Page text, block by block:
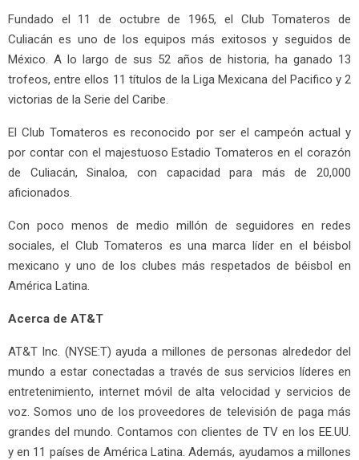
Fundado el 11 de octubre de 1965, el Club Tomateros de
Culiacán es uno de los equipos más exitosos y seguidos de
México. A lo largo de sus 52 años de historia, ha ganado 13
trofeos, entre ellos 11 títulos de la Liga Mexicana del Pacifico y 2
victorias de la Serie del Caribe.
El Club Tomateros es reconocido por ser el campeón actual y
por contar con el majestuoso Estadio Tomateros en el corazón
de Culiacán, Sinaloa, con capacidad para más de 20,000
aficionados.
Con poco menos de medio millón de seguidores en redes
sociales, el Club Tomateros es una marca líder en el béisbol
mexicano y uno de los clubes más respetados de béisbol en
América Latina.
Acerca de AT&T
AT&T Inc. (NYSE:T) ayuda a millones de personas alrededor del
mundo a estar conectadas a través de sus servicios líderes en
entretenimiento, internet móvil de alta velocidad y servicios de
voz. Somos uno de los proveedores de televisión de paga más
grandes del mundo. Contamos con clientes de TV en los EE.UU.
y en 11 países de América Latina. Además, ayudamos a millones